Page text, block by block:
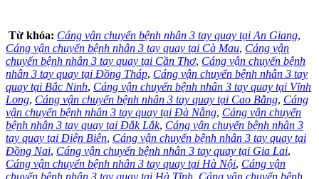
Từ khóa: Cáng vận chuyển bệnh nhân 3 tay quay tại An Giang,
Cáng vận chuyển bệnh nhân 3 tay quay tại Cà Mau, Cáng vận
chuyển bệnh nhân 3 tay quay tại Cần Thơ, Cáng vận chuyển bệnh
nhân 3 tay quay tại Đồng Tháp, Cáng vận chuyển bệnh nhân 3 tay
quay tại Bắc Ninh, Cáng vận chuyển bệnh nhân 3 tay quay tại Vĩnh
Long, Cáng vận chuyển bệnh nhân 3 tay quay tại Cao Bằng, Cáng
vận chuyển bệnh nhân 3 tay quay tại Đà Nẵng, Cáng vận chuyển
bệnh nhân 3 tay quay tại Đắk Lắk, Cáng vận chuyển bệnh nhân 3
tay quay tại Điện Biên, Cáng vận chuyển bệnh nhân 3 tay quay tại
Đồng Nai, Cáng vận chuyển bệnh nhân 3 tay quay tại Gia Lai,
Cáng vận chuyển bệnh nhân 3 tay quay tại Hà Nội, Cáng vận
chuyển bệnh nhân 3 tay quay tại Hà Tĩnh Cáng vận chuyển bệnh